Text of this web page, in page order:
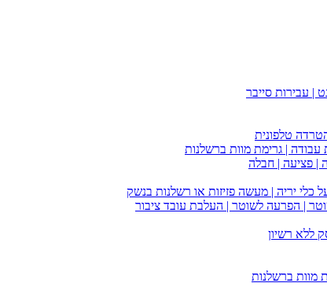
| עבירות סייבר
טלפונית
עבודה | גרימת מוות ברשלנות
| פציעה | חבלה
כלי יריה | מעשה פזיזות או רשלנות בנשק
| הפרעה לשוטר | העלבת עובד ציבור
ללא רשיון
מוות ברשלנות